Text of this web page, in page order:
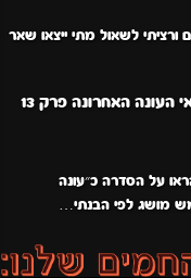
לשאול מתי ייצאו שאר
גולדן קמואי העונה האחרונה פרק 13
על הסדרה כ״עונה
מושג לפי הבנתי…